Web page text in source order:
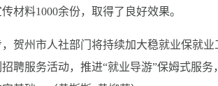
材料1000余份，取得了良好效果。
，贺州市人社部门将持续加大稳就业保就
聘服务活动，推进“就业导游”保姆式服